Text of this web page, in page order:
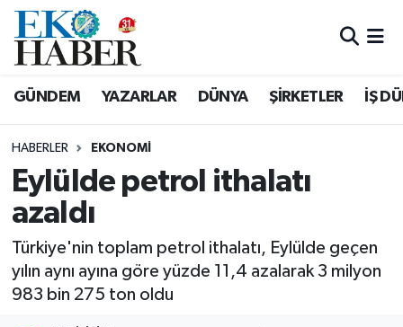
GÜNDEM YAZARLAR DÜNYA ŞİRKETLER İŞ
HABERLER EKONOMI
Eylülde petrol ithalatı
azaldı
Türkiye'nin toplam petrol ithalatı, Eylülde geçen
yılın aynı ayına göre yüzde 11,4 azalarak 3 milyon
983 bin 275 ton oldu
Hava Durumu
Tüm Manşetler
Son Dakika Haberleri
Haber Arşivi